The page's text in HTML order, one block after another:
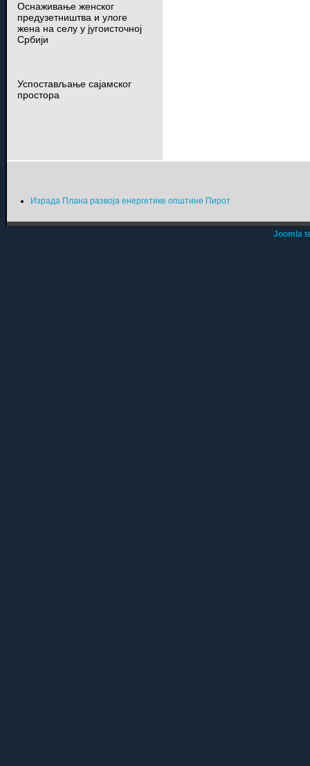
Оснаживање женског
предузетништва и улоге
жена на селу у југоисточној
Србији
Успостављање сајамског
простора
Израда Плана развоја енергетике општине Пирот
Joomla